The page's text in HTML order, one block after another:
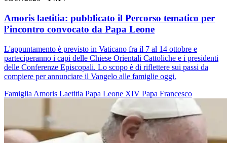
Amoris laetitia: pubblicato il Percorso tematico per
l’incontro convocato da Papa Leone
L'appuntamento è previsto in Vaticano fra il 7 al 14 ottobre e
parteciperanno i capi delle Chiese Orientali Cattoliche e i presidenti
delle Conferenze Episcopali. Lo scopo è di riflettere sui passi da
compiere per annunciare il Vangelo alle famiglie oggi.
Famiglia Amoris Laetitia Papa Leone XIV Papa Francesco